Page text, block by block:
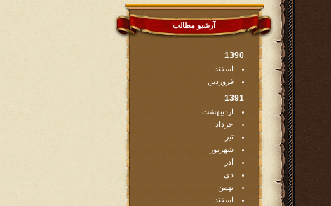
آرشیو مطالب
1390
اسفند
فروردین
1391
اردیبهشت
خرداد
تیر
شهریور
آذر
دی
بهمن
اسفند